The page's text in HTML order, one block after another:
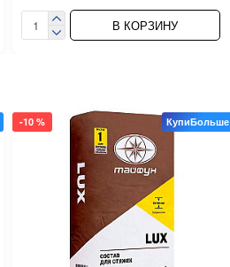
В КОРЗИНУ
КупиБольше
-10 %